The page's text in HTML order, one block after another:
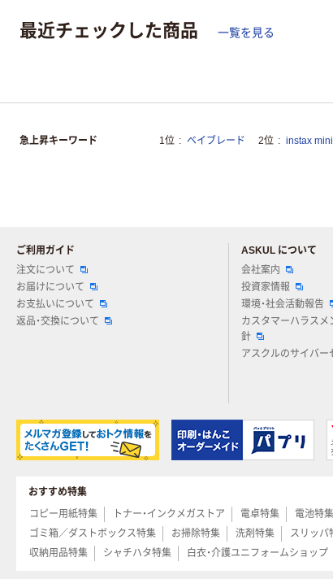
最近チェックした商品 一覧を見る
急上昇キーワード 1位 ベイブレード 2位 instax
ご利用ガイド
注文について
お届けについて
お支払いについて
返品・交換について
ASKUL について
会社案内
投資家情報
環境・社会活動報告
カスタマーハラスメ
針
アスクルのサイバー
おすすめ特集
コピー用紙特集
トナー・インクメガストア 電卓特集 電池特集
ゴミ箱／ダストボックス特集
お掃除特集 洗剤特集 スリッパ
収納用品特集
シャチハタ特集 白衣・介護ユニフォームショップ